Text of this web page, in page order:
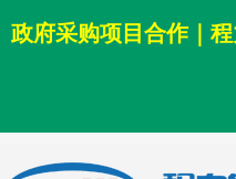
政府采购项目合作｜